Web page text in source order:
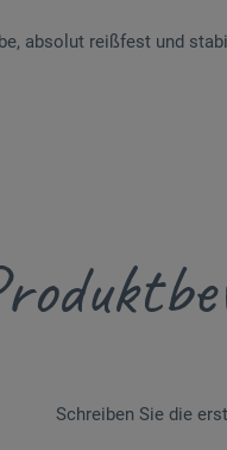
absolut reißfest und
Schreiben Sie die